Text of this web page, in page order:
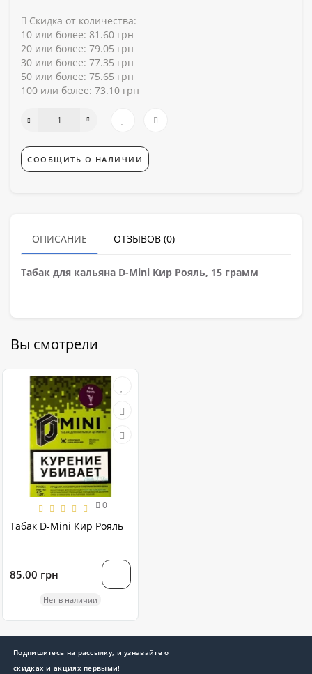
Скидка от количества:
10 или более: 81.60 грн
20 или более: 79.05 грн
30 или более: 77.35 грн
50 или более: 75.65 грн
100 или более: 73.10 грн
СООБЩИТЬ О НАЛИЧИИ
ОПИСАНИЕ ОТЗЫВОВ (0)
Табак для кальяна D-Mini Кир Рояль, 15 грамм
Вы смотрели
0
Табак D-Mini Кир Рояль
85.00 грн
Нет в наличии
Подпишитесь на рассылку, и узнавайте о
скидках и акциях первыми!